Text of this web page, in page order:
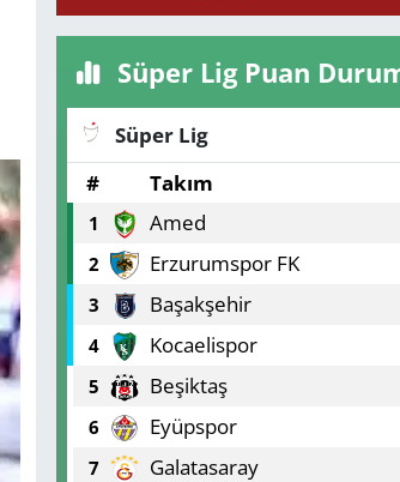
Süper Lig Puan
Süper Lig
#
Takım
1 Amed
2 Erzurumspor FK
3 Başakşehir
4 Kocaelispor
5 Beşiktaş
6 Eyüpspor
7 Galatasaray